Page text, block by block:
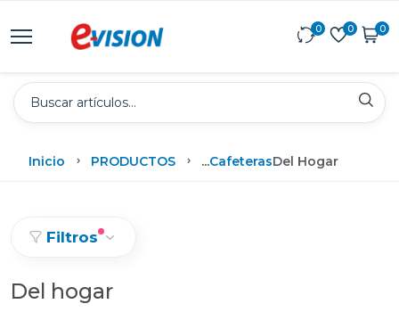
0 0 0
Inicio PRODUCTOS ...CafeterasDel Hogar
Filtros
Del hogar